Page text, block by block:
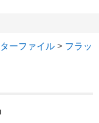
ーファイル > フラッ